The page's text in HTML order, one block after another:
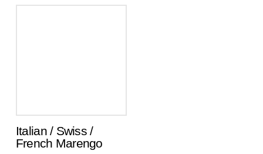
Italian / Swiss /
French Marengo